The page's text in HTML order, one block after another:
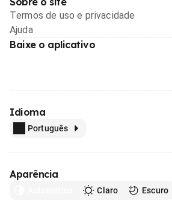
Termos de uso e privacidade
Ajuda
Baixe o aplicativo
Idioma
Português
Aparência
Claro Escuro